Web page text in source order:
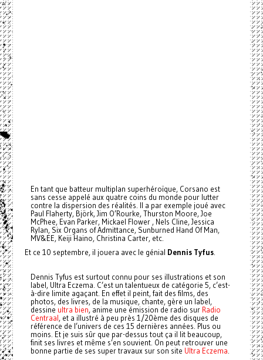
En tant que batteur multiplan superhéroïque, Corsano est
sans cesse appelé aux quatre coins du monde pour lutter
contre la dispersion des réalités. Il a par exemple joué avec
Paul Flaherty, Björk, Jim O’Rourke, Thurston Moore, Joe
McPhee, Evan Parker, Mickael Flower , Nels Cline, Jessica
Rylan, Six Organs of Admittance, Sunburned Hand Of Man,
MV&EE, Keiji Haino, Christina Carter, etc.
Et ce 10 septembre, il jouera avec le génial Dennis Tyfus.
Dennis Tyfus est surtout connu pour ses illustrations et son
label, Ultra Eczema. C’est un talentueux de catégorie 5, c’est-
à-dire limite agaçant. En effet il peint, fait des films, des
photos, des livres, de la musique, chante, gère un label,
dessine ultra bien, anime une émission de radio sur Radio
Centraal, et a illustré à peu près 1/20ème des disques de
référence de l’univers de ces 15 dernières années. Plus ou
moins. Et je suis sûr que par-dessus tout ça il lit beaucoup,
finit ses livres et même s’en souvient. On peut retrouver une
bonne partie de ses super travaux sur son site Ultra Eczema.